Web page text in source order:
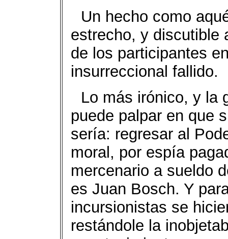
Un hecho como
estrecho, y discutible
de los participantes
insurreccional fallido.
Lo más irónico, y la
puede palpar en que
sería: regresar al
moral, por espía
mercenario a sueldo
es Juan Bosch. Y
incursionistas se
restándole la